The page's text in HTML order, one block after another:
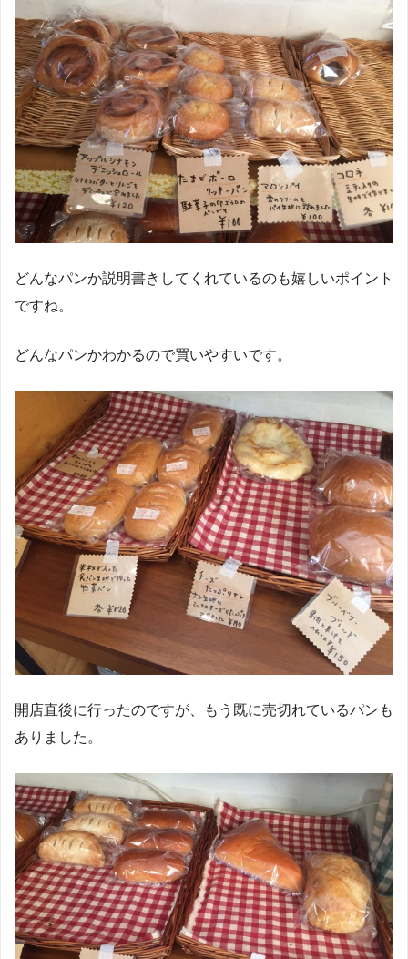
どんなパンか説明書きしてくれているのも嬉しいポイント
ですね。
どんなパンかわかるので買いやすいです。
開店直後に行ったのですが、もう既に売切れているパンも
ありました。